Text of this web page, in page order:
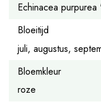
Echinacea
Bloeitijd
juli, augustus,
Bloemkleur
roze